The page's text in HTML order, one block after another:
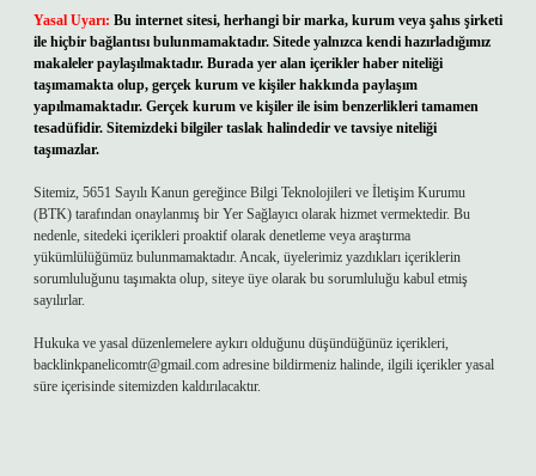
Yasal Uyarı: Bu internet sitesi, herhangi bir marka, kurum veya şahıs şirketi
ile hiçbir bağlantısı bulunmamaktadır. Sitede yalnızca kendi hazırladığımız
makaleler paylaşılmaktadır. Burada yer alan içerikler haber niteliği
taşımamakta olup, gerçek kurum ve kişiler hakkında paylaşım
yapılmamaktadır. Gerçek kurum ve kişiler ile isim benzerlikleri tamamen
tesadüfidir. Sitemizdeki bilgiler taslak halindedir ve tavsiye niteliği
taşımazlar.
Sitemiz, 5651 Sayılı Kanun gereğince Bilgi Teknolojileri ve İletişim Kurumu
(BTK) tarafından onaylanmış bir Yer Sağlayıcı olarak hizmet vermektedir. Bu
nedenle, sitedeki içerikleri proaktif olarak denetleme veya araştırma
yükümlülüğümüz bulunmamaktadır. Ancak, üyelerimiz yazdıkları içeriklerin
sorumluluğunu taşımakta olup, siteye üye olarak bu sorumluluğu kabul etmiş
sayılırlar.
Hukuka ve yasal düzenlemelere aykırı olduğunu düşündüğünüz içerikleri,
backlinkpanelicomtr@gmail.com adresine bildirmeniz halinde, ilgili içerikler yasal
süre içerisinde sitemizden kaldırılacaktır.